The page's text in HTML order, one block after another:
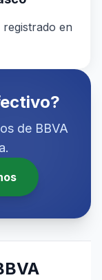
en
de BBVA